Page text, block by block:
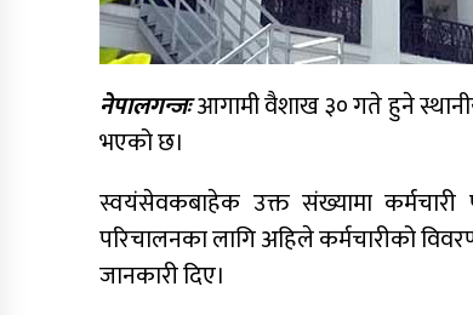
नेपालगन्जःआगामी वैशाख ३० गते हुने
भएको छ।
स्वयंसेवकबाहेक उक्त संख्यामा कर्मचारी
परिचालनका लागि अहिले कर्मचारीको
जानकारी दिए।